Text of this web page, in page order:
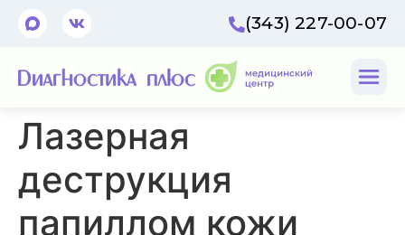
(343) 227-00-07
Лазерная
деструкция
папиллом кожи